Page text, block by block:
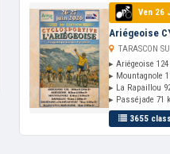
Ven 26
Ariégeoise
TARASCON
▸ Ariégeoise 124
▸ Mountagnole
▸ La Rapaillou
▸ Passéjade 71
3655